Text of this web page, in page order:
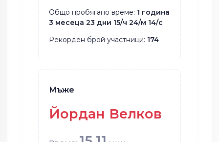
Общо пробягано време: 1 година
3 месеца 23 дни 15/ч 24/м 14/с
Рекорден брой участници: 174
Мъже
Йордан Велков